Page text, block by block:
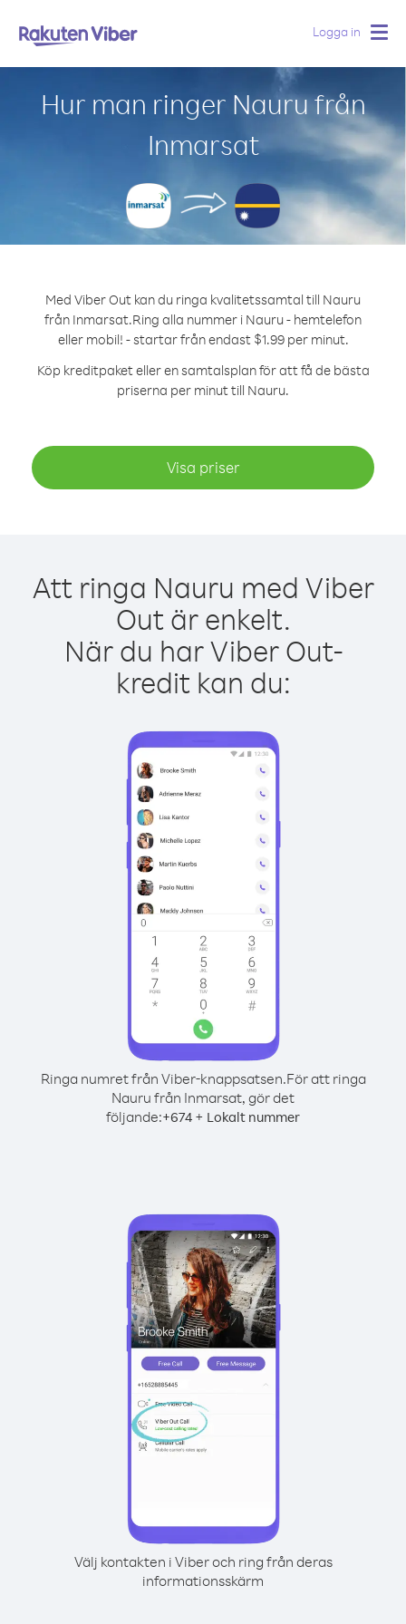
Logga in
Hur man ringer Nauru från
Inmarsat
Med Viber Out kan du ringa kvalitetssamtal till Nauru
från Inmarsat.Ring alla nummer i Nauru - hemtelefon
eller mobil! - startar från endast $1.99 per minut.
Köp kreditpaket eller en samtalsplan för att få de bästa
priserna per minut till Nauru.
Visa priser
Att ringa Nauru med Viber
Out är enkelt.
När du har Viber Out-
kredit kan du:
Ringa numret från Viber-knappsatsen.För att ringa
Nauru från Inmarsat, gör det
följande:+674 + Lokalt nummer
Välj kontakten i Viber och ring från deras
informationsskärm